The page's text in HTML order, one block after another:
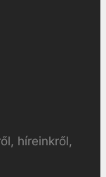
híreinkről,